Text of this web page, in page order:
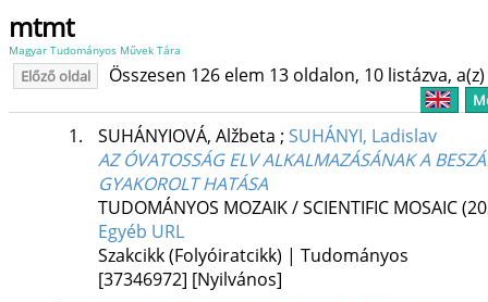
mtmt
Magyar Tudományos Művek Tára
Előző oldal Összesen 126 elem 13 oldalon, 10 listázva,
1. SUHÁNYIOVÁ, Alžbeta ; SUHÁNYI, Ladislav
AZ ÓVATOSSÁG ELV ALKALMAZÁSÁNAK A
GYAKOROLT HATÁSA
TUDOMÁNYOS MOZAIK / SCIENTIFIC MOSAIC
Egyéb URL
Szakcikk (Folyóiratcikk) | Tudományos
[37346972] [Nyilvános]